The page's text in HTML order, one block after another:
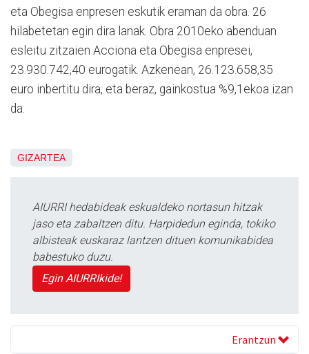
eta Obegisa enpresen eskutik eraman da obra. 26
hilabetetan egin dira lanak. Obra 2010eko abenduan
esleitu zitzaien Acciona eta Obegisa enpresei,
23.930.742,40 eurogatik. Azkenean, 26.123.658,35
euro inbertitu dira, eta beraz, gainkostua %9,1ekoa izan
da.
GIZARTEA
AIURRI hedabideak eskualdeko nortasun hitzak
jaso eta zabaltzen ditu. Harpidedun eginda, tokiko
albisteak euskaraz lantzen dituen komunikabidea
babestuko duzu.
Egin AIURRIkide!
Erantzun